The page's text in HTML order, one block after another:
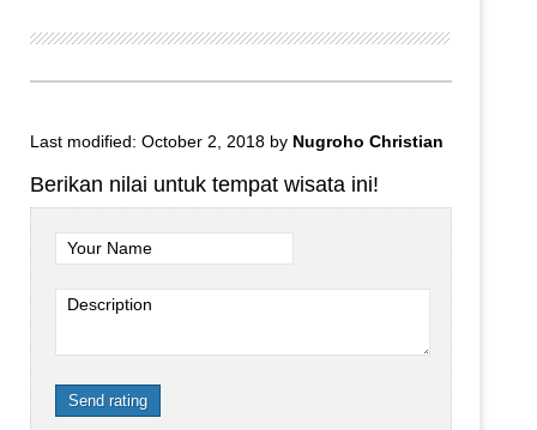
Last modified: October 2, 2018 by Nugroho Christian
Berikan nilai untuk tempat wisata ini!
Your Name
Description
Send rating